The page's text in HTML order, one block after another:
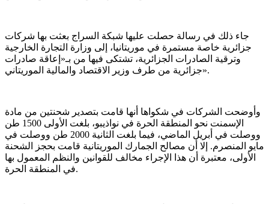
جاء ذلك في رسالة حصلت عليها شبكة السراج بعثت بها شركات
جزائرية خاصة مستمرة في موريتانيا، إلى وزارة التجارة الخارجية
وترقية الصادرات الجزائرية، تشتكى فيها من بـ«إعاقة صادرات
جزائرية من طرف وزير الاقتصاد والمالية الموريتاني».
وأوضحت الشركات في شكواها أنها قامت بتصدير شحنتين من مادة
الإسمنت نحو المنطقة الحرة في نواذيبو، بلغت الأولى 1500 طن
ووصلت في أبريل الماضي، فيما بلغت الثانية 2000 طن ووصلت في
مايو المنصرم. إلا أن مصالح الجمارك الموريتانية قامت بحجز الشحنة
الأولى، معتبرة أن هذا الإجراء مخالف للقوانين والنظم المعمول بها
في المنطقة الحرة.